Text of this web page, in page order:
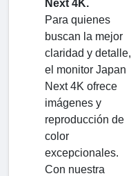
Next 4K.
Para quienes
buscan la mejor
claridad y detalle,
el monitor Japan
Next 4K ofrece
imágenes y
reproducción de
color
excepcionales.
Con nuestra